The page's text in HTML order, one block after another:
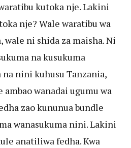
kutoka nje. Lakini
nje? Wale waratibu wa
wale ni shida za maisha. Ni
na kusukuma
na nini kuhusu Tanzania,
wanadai ugumu wa
zao kununua bundle
wanasukuma nini. Lakini
anatiliwa fedha. Kwa